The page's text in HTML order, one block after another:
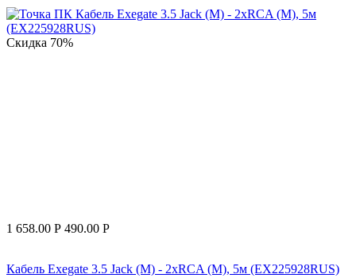
Скидка 70%
1 658.00 Р 490.00 Р
Кабель Exegate 3.5 Jack (M) - 2xRCA (M), 5м (EX225928RUS)